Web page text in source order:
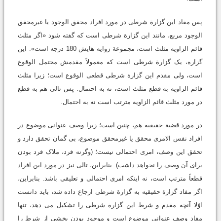
پس مفاد این گزارة شرطی در مورد افراد محقق الوجود یا غیرمحقق
الوجود مربع، مانند این گزارة شرطی است که گفته شود «اگر مثلث
قائم الزاویه مثلث است، مجموعة زوایه هایش 180 درجه است». این
گزاره، یک گزارة شرطی است که معمولاً مقدمش محتمل الوقوع
است، ولی مقدم این گزارة شرطی قطعی الوقوع است؛ زیرا مثلث
قائم الزاویه به قطع مثلث است، نه به احتمال. پس تالی هم به قطع
در مورد مثلث قائم الزاویه مترتب است نه به احتمال.
در مورد قضیة حقیقیه هم، چنین است؛ زیرا وصف عنوانی موضوع در
افراد نفس الامری محقق یا غیرمحقق موضوع، بی گمان تحقق دارد و
تحقق این وصف، امری احتمالی نیست؛ (وگرنه فرد، ملاک فرد بودن
برای آن وصف را نخواهد داشت). بنابراین، تالی نیز در مورد این افراد
قطعاً مترتب است، نه اینکه امری احتمالی و تعلیقی باشد. بنابراین،
اگر مفاد گزارة حقیقیه به گزارة شرطی ارجاع داده شد، باید دانست
اوّلا آنچه مقدم و شرط این گزارة شرطی را تشکیل می دهد، تنها
مفاد وصف عنوانی موضوع است و موجود بودن بخشی از شرط را